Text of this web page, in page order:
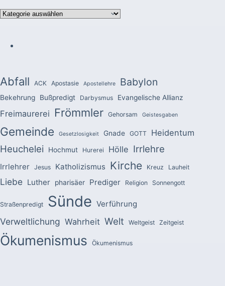
Kategorien
Abfall ACK Apostasie Apostellehre Babylon
Bekehrung Bußpredigt Darbysmus Evangelische Allianz
Freimaurerei Frömmler Gehorsam Geistesgaben
Gemeinde Gesetzlosigkeit Gnade GOTT Heidentum
Heuchelei Hochmut Hurerei Hölle Irrlehre
Irrlehrer Jesus Katholizismus Kirche Kreuz Lauheit
Liebe Luther pharisäer Prediger Religion Sonnengott
Straßenpredigt Sünde Verführung
Verweltlichung Wahrheit Welt Weltgeist Zeitgeist
Ökumenismus Ökumenismus